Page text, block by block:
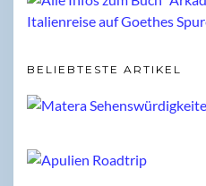
BELIEBTESTE ARTIKEL